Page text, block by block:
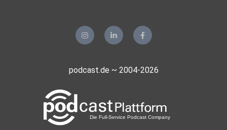
podcast.de ~ 2004-2026